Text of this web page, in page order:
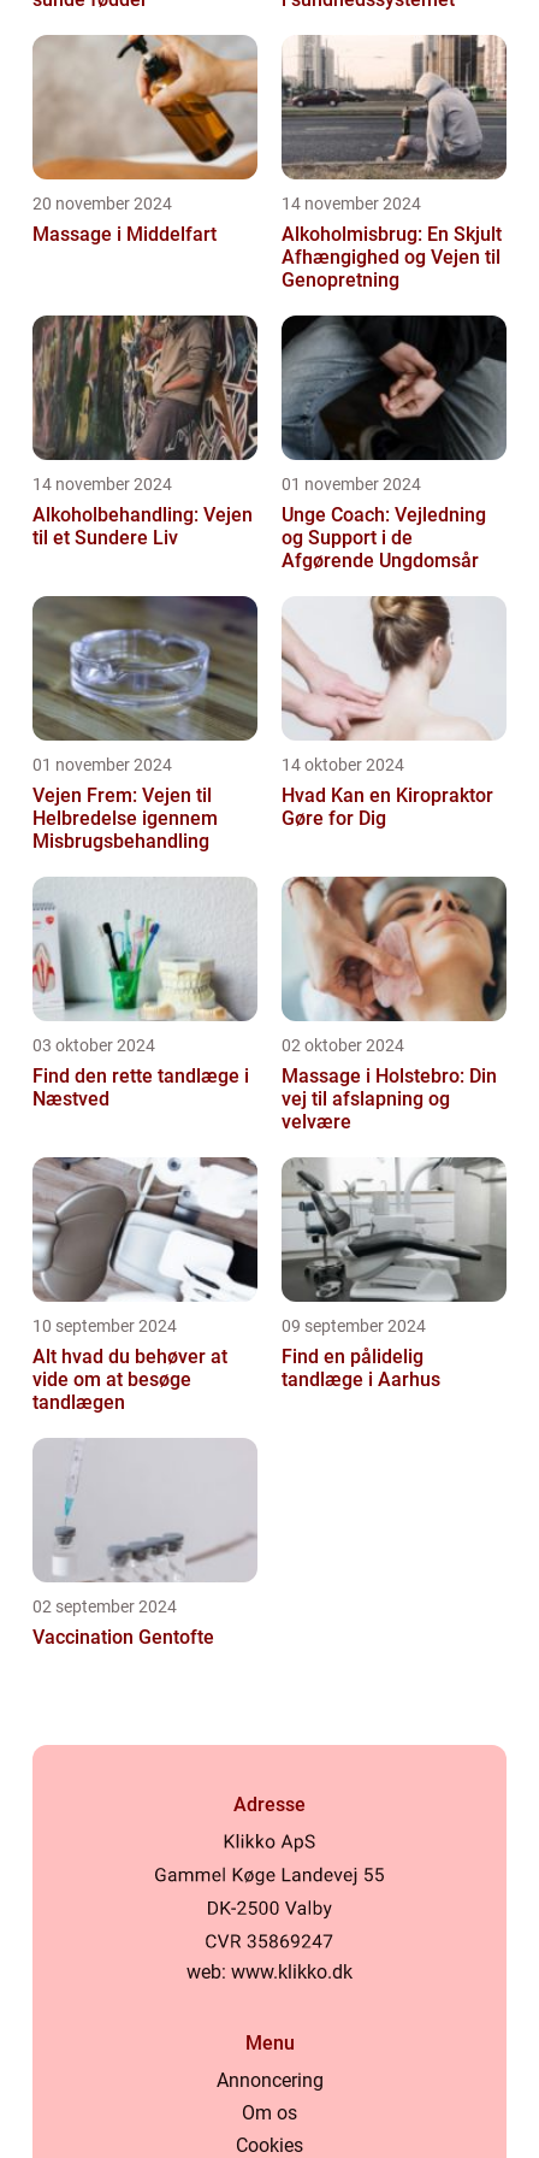
20 november 2024
Massage i Middelfart
14 november 2024
Alkoholmisbrug: En Skjult
Afhængighed og Vejen til
Genopretning
14 november 2024
Alkoholbehandling: Vejen
til et Sundere Liv
01 november 2024
Unge Coach: Vejledning
og Support i de
Afgørende Ungdomsår
01 november 2024
Vejen Frem: Vejen til
Helbredelse igennem
Misbrugsbehandling
14 oktober 2024
Hvad Kan en Kiropraktor
Gøre for Dig
03 oktober 2024
Find den rette tandlæge i
Næstved
02 oktober 2024
Massage i Holstebro: Din
vej til afslapning og
velvære
10 september 2024
Alt hvad du behøver at
vide om at besøge
tandlægen
09 september 2024
Find en pålidelig
tandlæge i Aarhus
02 september 2024
Vaccination Gentofte
Adresse
web: www.klikko.dk
Menu
Annoncering
Om os
Cookies